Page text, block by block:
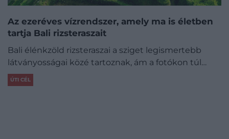
Az ezeréves vízrendszer, amely ma is életben
tartja Bali rizsteraszait
Bali élénkzöld rizsteraszai a sziget legismertebb
látványosságai közé tartoznak, ám a fotókon túl…
ÚTI CÉL